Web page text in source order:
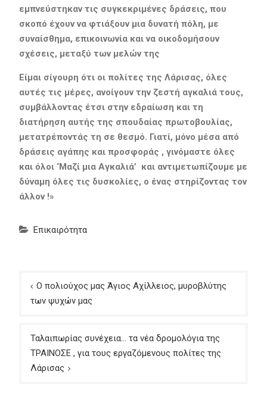
εμπνεύστηκαν τις συγκεκριμένες δράσεις, που
σκοπό έχουν να φτιάξουν μια δυνατή πόλη, με
συναίσθημα, επικοινωνία και να οικοδομήσουν
σχέσεις, μεταξύ των μελών της
Είμαι σίγουρη ότι οι πολίτες της Λάρισας, όλες
αυτές τις μέρες, ανοίγουν την ζεστή αγκαλιά τους,
συμβάλλοντας έτσι στην εδραίωση και τη
διατήρηση αυτής της σπουδαίας πρωτοβουλίας,
μετατρέποντάς τη σε θεσμό. Γιατί, μόνο μέσα από
δράσεις αγάπης και προσφοράς , γινόμαστε όλες
και όλοι ‘Μαζί μια Αγκαλιά’ και αντιμετωπίζουμε με
δύναμη όλες τις δυσκολίες, ο ένας στηρίζοντας τον
άλλον !»
Επικαιρότητα
Πλοήγηση
άρθρων
Ο πολιούχος μας Άγιος Αχίλλειος, μυροβλύτης
των ψυχών μας
Ταλαιπωρίας συνέχεια… τα νέα δρομολόγια της
ΤΡΑΙΝΟΣΕ , για τους εργαζόμενους πολίτες της
Λάρισας